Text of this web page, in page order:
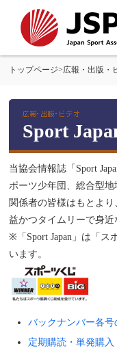
トップページ>広報・出版・
Sport
当協会情報誌「Sport
ポーツ少年団、総合型
関係者の皆様はもとよ
益かつタイムリーで身近
※「Sport Japan」は「ス
います。
バックナンバー各
定期購読・単発購